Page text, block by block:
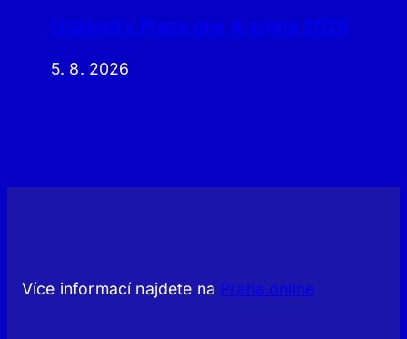
Události v Praze dne 4. srpna 2026
5. 8. 2026
Více informací najdete na Praha.online